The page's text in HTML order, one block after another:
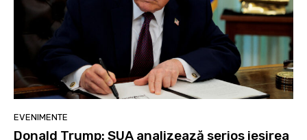
EVENIMENTE
Donald Trump: SUA analizează serios ieșirea